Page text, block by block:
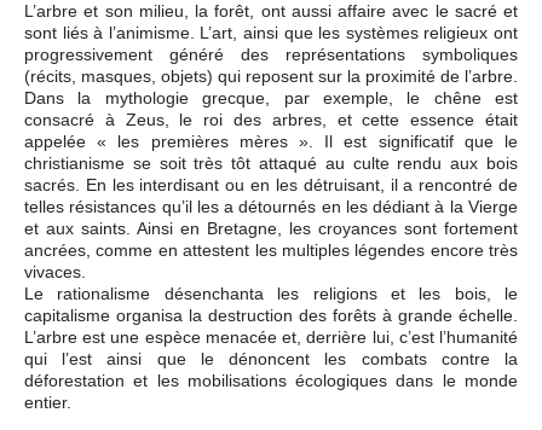
L’arbre et son milieu, la forêt, ont aussi affaire avec le sacré et
sont liés à l’animisme. L’art, ainsi que les systèmes religieux ont
progressivement généré des représentations symboliques
(récits, masques, objets) qui reposent sur la proximité de l’arbre.
Dans la mythologie grecque, par exemple, le chêne est
consacré à Zeus, le roi des arbres, et cette essence était
appelée « les premières mères ». Il est significatif que le
christianisme se soit très tôt attaqué au culte rendu aux bois
sacrés. En les interdisant ou en les détruisant, il a rencontré de
telles résistances qu’il les a détournés en les dédiant à la Vierge
et aux saints. Ainsi en Bretagne, les croyances sont fortement
ancrées, comme en attestent les multiples légendes encore très
vivaces.
Le rationalisme désenchanta les religions et les bois, le
capitalisme organisa la destruction des forêts à grande échelle.
L’arbre est une espèce menacée et, derrière lui, c’est l’humanité
qui l’est ainsi que le dénoncent les combats contre la
déforestation et les mobilisations écologiques dans le monde
entier.